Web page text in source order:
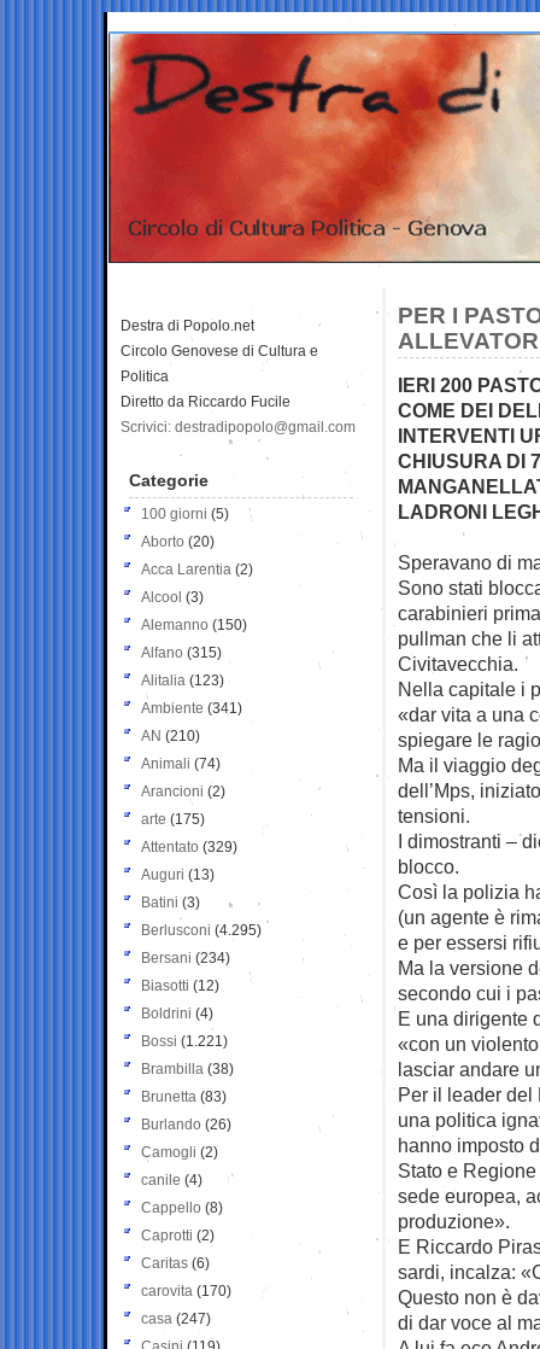
PER I
IERI 200
COME DEI
INTERVENTI
CHIUSURA DI
LADRONI
Speravano di
Sono stati
carabinieri
pullman che li
Civitavecchia.
Nella capitale i
«dar vita a una
spiegare le
Ma il viaggio
dell’Mps,
tensioni.
I dimostranti –
blocco.
Così la polizia
(un agente è
e per essersi
Ma la versione
secondo cui i
E una dirigente
«con un
lasciar andare
Per il leader del
una politica
hanno imposto
Stato e
sede europea,
produzione».
E Riccardo
sardi, incalza:
Questo non è
di dar voce al
Destra di Popolo.net
Circolo Genovese di Cultura e
Politica
Diretto da Riccardo Fucile
Scrivici: destradipopolo@gmail.com
Categorie
100 giorni (5)
Aborto (20)
Acca Larentia (2)
Alcool (3)
Alemanno (150)
Alfano (315)
Alitalia (123)
Ambiente (341)
AN (210)
Animali (74)
Arancioni (2)
arte (175)
Attentato (329)
Auguri (13)
Batini (3)
Berlusconi (4.295)
Bersani (234)
Biasotti (12)
Boldrini (4)
Bossi (1.221)
Brambilla (38)
Brunetta (83)
Burlando (26)
Camogli (2)
canile (4)
Cappello (8)
Caprotti (2)
Caritas (6)
carovita (170)
casa (247)